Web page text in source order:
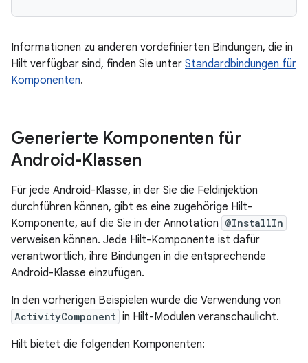
Informationen zu anderen vordefinierten Bindungen, die in
Hilt verfügbar sind, finden Sie unter Standardbindungen für
Komponenten.
Generierte Komponenten für
Android-Klassen
Für jede Android-Klasse, in der Sie die Feldinjektion
durchführen können, gibt es eine zugehörige Hilt-
Komponente, auf die Sie in der Annotation @InstallIn
verweisen können. Jede Hilt-Komponente ist dafür
verantwortlich, ihre Bindungen in die entsprechende
Android-Klasse einzufügen.
In den vorherigen Beispielen wurde die Verwendung von
ActivityComponent in Hilt-Modulen veranschaulicht.
Hilt bietet die folgenden Komponenten: